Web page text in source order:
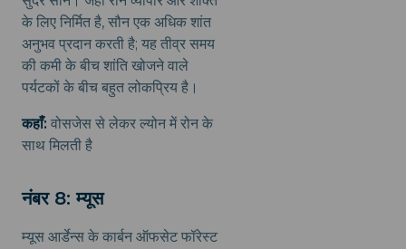
के लिए निर्मित है, सौन एक अधिक शांत
अनुभव प्रदान करती है; यह तीव्र समय
की कमी के बीच शांति खोजने वाले
पर्यटकों के बीच बहुत लोकप्रिय है।
कहाँ: वोसजेस से लेकर ल्योन में रोन के
साथ मिलती है
नंबर 8: म्यूस
म्यूस आर्डेन्स के कार्बन ऑफसेट फॉरेस्ट